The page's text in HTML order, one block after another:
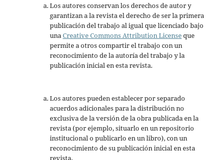
Los autores conservan los derechos de autor y
garantizan a la revista el derecho de ser la primera
publicación del trabajo al igual que licenciado bajo
unaCreative Commons Attribution Licenseque
permite a otros compartir el trabajo con un
reconocimiento de la autoría del trabajo y la
publicación inicial en esta revista.
Los autores pueden establecer por separado
acuerdos adicionales para la distribución no
exclusiva de la versión de la obra publicada en la
revista (por ejemplo, situarlo en un repositorio
institucional o publicarlo en un libro), con un
reconocimiento de su publicación inicial en esta
revista.